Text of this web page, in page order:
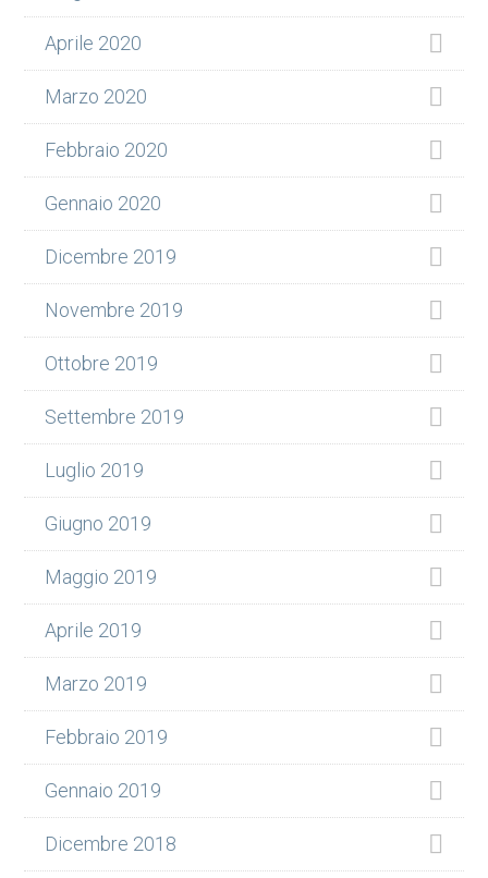
Aprile 2020
Marzo 2020
Febbraio 2020
Gennaio 2020
Dicembre 2019
Novembre 2019
Ottobre 2019
Settembre 2019
Luglio 2019
Giugno 2019
Maggio 2019
Aprile 2019
Marzo 2019
Febbraio 2019
Gennaio 2019
Dicembre 2018